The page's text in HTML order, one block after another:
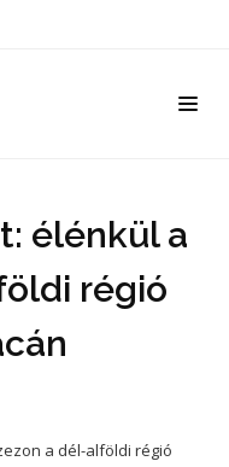
élénkül a
régió
a dél-alföldi régió